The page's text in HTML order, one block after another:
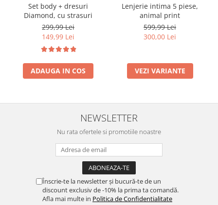
Set body + dresuri
Diamond, cu strasuri
299,99 Lei
149,99 Lei
ADAUGA IN COS
Lenjerie intima 5 piese,
animal print
599,99 Lei
300,00 Lei
VEZI VARIANTE
NEWSLETTER
Nu rata ofertele si promotiile noastre
Înscrie-te la newsletter și bucură-te de un
discount exclusiv de -10% la prima ta comandă.
Afla mai multe in Politica de Confidentialitate